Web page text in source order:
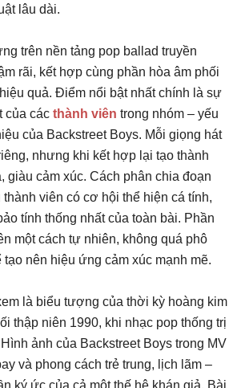
lâu dài.
trên nền tảng pop ballad truyền
rãi, kết hợp cùng phần hòa âm phối
quả. Điểm nổi bật nhất chính là sự
của các thành viên trong nhóm – yếu
của Backstreet Boys. Mỗi giọng hát
nhưng khi kết hợp lại tạo thành
giàu cảm xúc. Cách phân chia đoạn
viên có cơ hội thể hiện cá tính,
tính thống nhất của toàn bài. Phần
một cách tự nhiên, không quá phô
nên hiệu ứng cảm xúc mạnh mẽ.
là biểu tượng của thời kỳ hoàng kim
thập niên 1990, khi nhạc pop thống trị
ảnh của Backstreet Boys trong MV
và phong cách trẻ trung, lịch lãm –
ký ức của cả một thế hệ khán giả. Bài